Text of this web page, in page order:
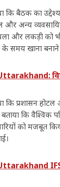
कि बैठक का
और अन्य
और लकड़ी को
के समय खाना
कि प्रशासन
बताया कि
को मजबूत